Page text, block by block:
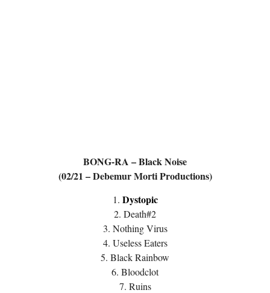
BONG-RA – Black Noise
(02/21 – Debemur Morti Productions)
1. Dystopic
2. Death#2
3. Nothing Virus
4. Useless Eaters
5. Black Rainbow
6. Bloodclot
7. Ruins